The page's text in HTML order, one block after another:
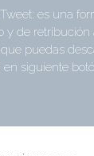
es una
y de
puedas
siguiente